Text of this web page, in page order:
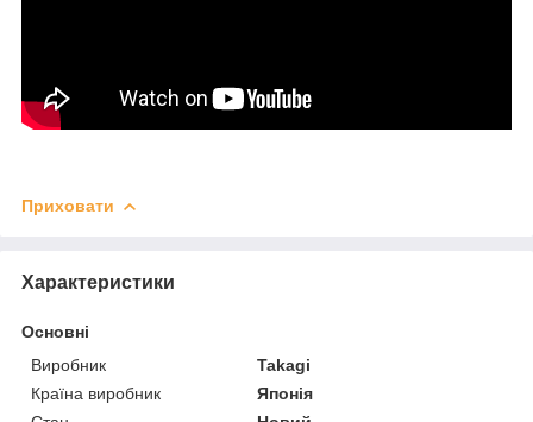
Приховати
Характеристики
Основні
Виробник
Takagi
Країна виробник
Японія